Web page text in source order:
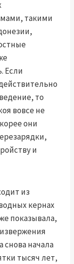
такими
Если
то
вовсе не
они
и
из
кернах
показывала,
снова начала
тысяч лет,